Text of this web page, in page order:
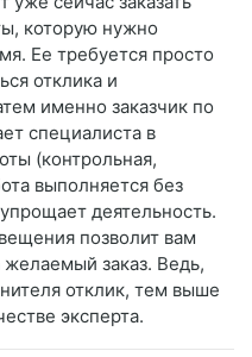
которую нужно
Ее требуется просто
отклика и
именно заказчик по
специалиста в
(контрольная,
выполняется без
деятельность.
позволит вам
желаемый заказ. Ведь,
отклик, тем выше
эксперта.